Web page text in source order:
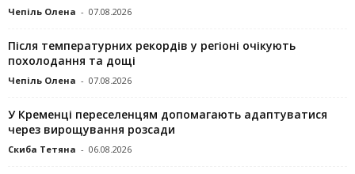
Чепіль Олена - 07.08.2026
Після температурних рекордів у регіоні очікують
похолодання та дощі
Чепіль Олена - 07.08.2026
У Кременці переселенцям допомагають адаптуватися
через вирощування розсади
Скиба Тетяна - 06.08.2026